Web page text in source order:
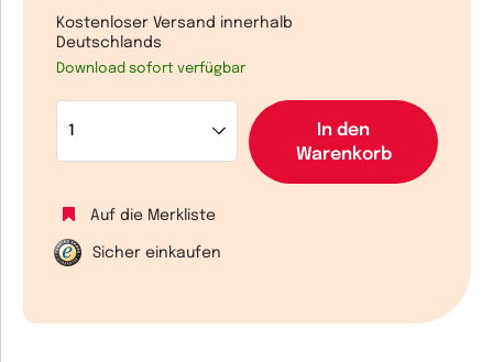
Kostenloser Versand innerhalb
Deutschlands
Download sofort verfügbar
In den
Warenkorb
Auf die Merkliste
Sicher einkaufen